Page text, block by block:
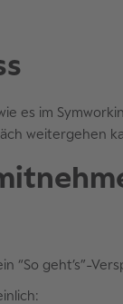
es im
weitergehen
“So geht’s”-